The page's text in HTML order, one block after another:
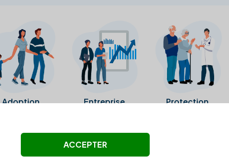
Adoption Entreprise Protection
ni été vérifiés par Alexia.fr.
ACCEPTER